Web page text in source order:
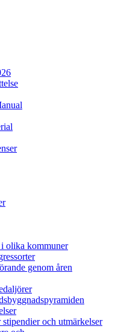
olika kommuner
genom åren
och utmärkelser